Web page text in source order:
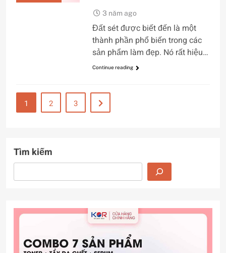
3 năm ago
Đất sét được biết đến là một
thành phần phổ biến trong các
sản phẩm làm đẹp. Nó rất hiệu…
Continue reading
1 2 3
Tìm kiếm